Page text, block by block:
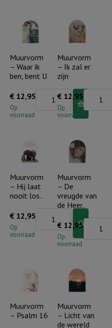
het
aantal
Muurvorm
– Waar ik
ben, bent U
€ 12,95
Op
voorraad
Muurvorm
bent
U
aantal
Muurvorm
– Ik zal er
zijn
€ 12,95
Op
voorraad
-
Ik
er
zijn
aantal
Muurvorm
– Hij laat
nooit los..
€ 12,95
Op
voorraad
Muurvorm
los..
aantal
Muurvorm
– De
vreugde van
de Heer..
€ 12,95
Op
voorraad
Muurvorm
-
van
de
Heer..
aantal
Muurvorm
– Psalm 16
Muurvorm
– Licht van
de wereld